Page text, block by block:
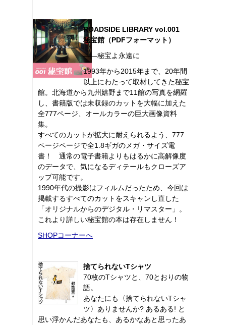
ROADSIDE LIBRARY vol.001
秘宝館（PDFフォーマット）
――秘宝よ永遠に
1993年から2015年まで、20年間
以上にわたって取材してきた秘宝
館。北海道から九州嬉野まで11館の写真を網羅
し、書籍版では未収録のカットを大幅に加えた
全777ページ、オールカラーの巨大画像資料
集。
すべてのカットが拡大に耐えられるよう、777
ページページで全1.8ギガのメガ・サイズ電
書！ 通常の電子書籍よりもはるかに高解像度
のデータで、気になるディテールもクローズア
ップ可能です。
1990年代の撮影はフィルムだったため、今回は
掲載するすべてのカットをスキャンし直した
「オリジナルからのデジタル・リマスター」。
これより詳しい秘宝館の本は存在しません！
SHOPコーナーへ
捨てられないTシャツ
70枚のTシャツと、70とおりの物
語。
あなたにも〈捨てられないTシャ
ツ〉ありませんか? あるある! と
思い浮かんだあなたも、あるかなあと思ったあ